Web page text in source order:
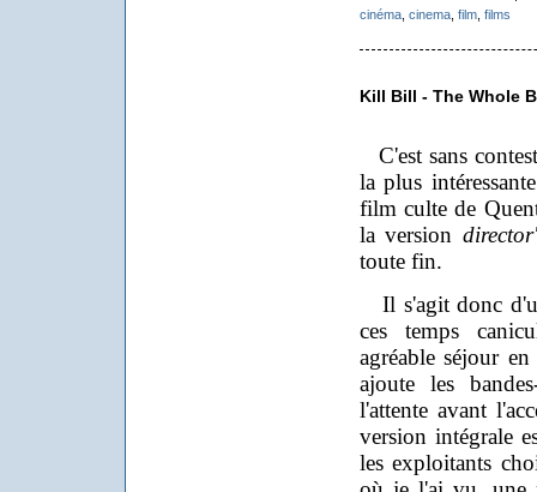
cinéma, cinema, film, films
Kill Bill - The Whole
C'est sans
la plus
film culte de
la version
toute fin.
Il s'agit donc
ces temps
agréable séjour
ajoute les
l'attente avant
version intégrale
les exploitants